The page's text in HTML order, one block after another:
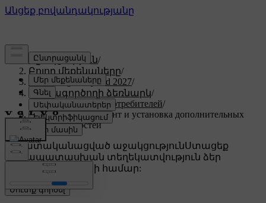
Աջակցություն/
Բոլոր մեքենաները/
XC60 Plug-in Hybrid 2027/
Օգտագործողի ձեռնարկ/
Информация для потребителей/
Модификации, ремонт и установка дополнительных
принадлежностей
Անհատականացված աջակցությունՍտացեք
համապատասխան տեղեկատվություն ձեր
կոնկրետ մեքենայի համար:
Մուտք գործել